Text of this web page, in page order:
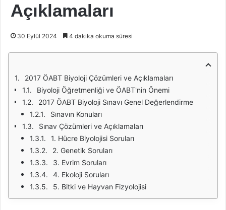
Açıklamaları
30 Eylül 2024 4 dakika okuma süresi
2017 ÖABT Biyoloji Çözümleri ve Açıklamaları
Biyoloji Öğretmenliği ve ÖABT'nin Önemi
2017 ÖABT Biyoloji Sınavı Genel Değerlendirme
Sınavın Konuları
Sınav Çözümleri ve Açıklamaları
1. Hücre Biyolojisi Soruları
2. Genetik Soruları
3. Evrim Soruları
4. Ekoloji Soruları
5. Bitki ve Hayvan Fizyolojisi